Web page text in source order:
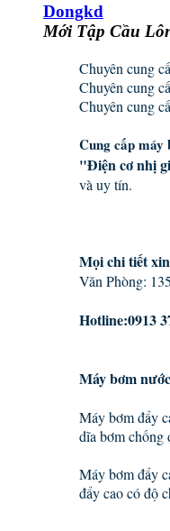
Dongkd
Mới Tập Cầu
Chuyên cung
Chuyên cung
Chuyên cung
Cung cấp máy
"Điện cơ nhị
và uy tín.
Mọi chi tiết
Văn Phòng:
Hotline:0913
Máy bơm
Máy bơm đẩy
dĩa bơm chống
Máy bơm đẩy
đẩy cao có độ